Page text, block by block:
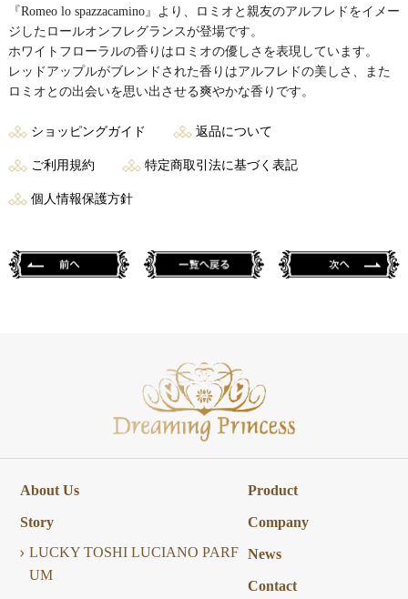
『Romeo lo spazzacamino』より、ロミオと親友のアルフレドをイメー
ジしたロールオンフレグランスが登場です。
ホワイトフローラルの香りはロミオの優しさを表現しています。
レッドアップルがブレンドされた香りはアルフレドの美しさ、また
ロミオとの出会いを思い出させる爽やかな香りです。
ショッピングガイド 返品について
ご利用規約 特定商取引法に基づく表記
個人情報保護方針
About Us
Story
LUCKY TOSHI LUCIANO PARF
UM
Product
Company
News
Contact